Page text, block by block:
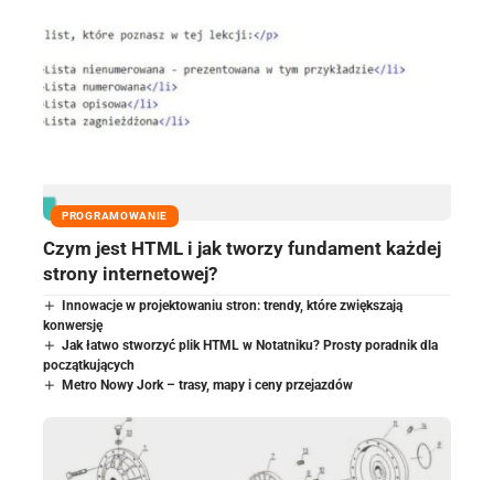
PROGRAMOWANIE
Czym jest HTML i jak tworzy fundament każdej
strony internetowej?
Innowacje w projektowaniu stron: trendy, które zwiększają
konwersję
Jak łatwo stworzyć plik HTML w Notatniku? Prosty poradnik dla
początkujących
Metro Nowy Jork – trasy, mapy i ceny przejazdów